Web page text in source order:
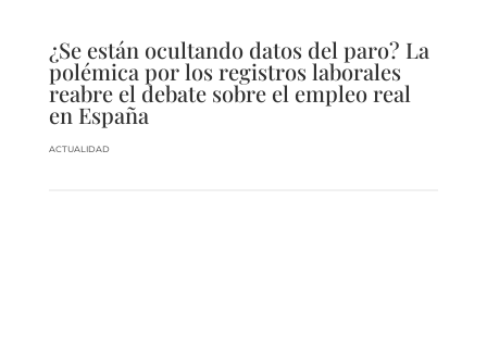
¿Se están ocultando datos del paro? La
polémica por los registros laborales
reabre el debate sobre el empleo real
en España
ACTUALIDAD